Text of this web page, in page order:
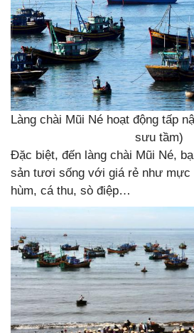
Làng chài Mũi Né hoạt động tấp
sưu tầm)
Đặc biệt, đến làng chài Mũi Né,
sản tươi sống với giá rẻ như mực
hùm, cá thu, sò điệp…